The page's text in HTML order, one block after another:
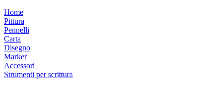
Home
Pittura
Pennelli
Carta
Disegno
Marker
Accessori
Strumenti per scrittura